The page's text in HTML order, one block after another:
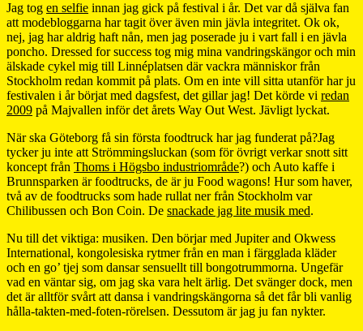
Jag tog en selfie innan jag gick på festival i år. Det var då själva fan
att modebloggarna har tagit över även min jävla integritet. Ok ok,
nej, jag har aldrig haft nån, men jag poserade ju i vart fall i en jävla
poncho. Dressed for success tog mig mina vandringskängor och min
älskade cykel mig till Linnéplatsen där vackra människor från
Stockholm redan kommit på plats. Om en inte vill sitta utanför har ju
festivalen i år börjat med dagsfest, det gillar jag! Det körde vi redan
2009 på Majvallen inför det årets Way Out West. Jävligt lyckat.
När ska Göteborg få sin första foodtruck har jag funderat på?Jag
tycker ju inte att Strömmingsluckan (som för övrigt verkar snott sitt
koncept från Thoms i Högsbo industriområde?) och Auto kaffe i
Brunnsparken är foodtrucks, de är ju Food wagons! Hur som haver,
två av de foodtrucks som hade rullat ner från Stockholm var
Chilibussen och Bon Coin. De snackade jag lite musik med.
Nu till det viktiga: musiken. Den börjar med Jupiter and Okwess
International, kongolesiska rytmer från en man i färgglada kläder
och en go’ tjej som dansar sensuellt till bongotrummorna. Ungefär
vad en väntar sig, om jag ska vara helt ärlig. Det svänger dock, men
det är alltför svårt att dansa i vandringskängorna så det får bli vanlig
hålla-takten-med-foten-rörelsen. Dessutom är jag ju fan nykter.